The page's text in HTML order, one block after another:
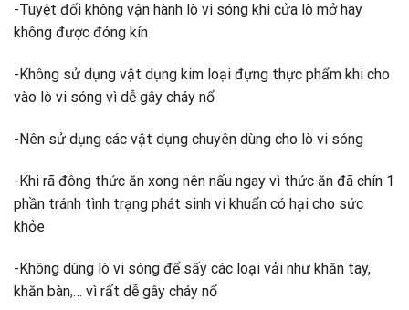
-Tuyệt đối không vận hành lò vi sóng khi cửa lò mở hay
không được đóng kín
-Không sử dụng vật dụng kim loại đựng thực phẩm khi cho
vào lò vi sóng vì dễ gây cháy nổ
-Nên sử dụng các vật dụng chuyên dùng cho lò vi sóng
-Khi rã đông thức ăn xong nên nấu ngay vì thức ăn đã chín 1
phần tránh tình trạng phát sinh vi khuẩn có hại cho sức
khỏe
-Không dùng lò vi sóng để sấy các loại vải như khăn tay,
khăn bàn,… vì rất dễ gây cháy nổ